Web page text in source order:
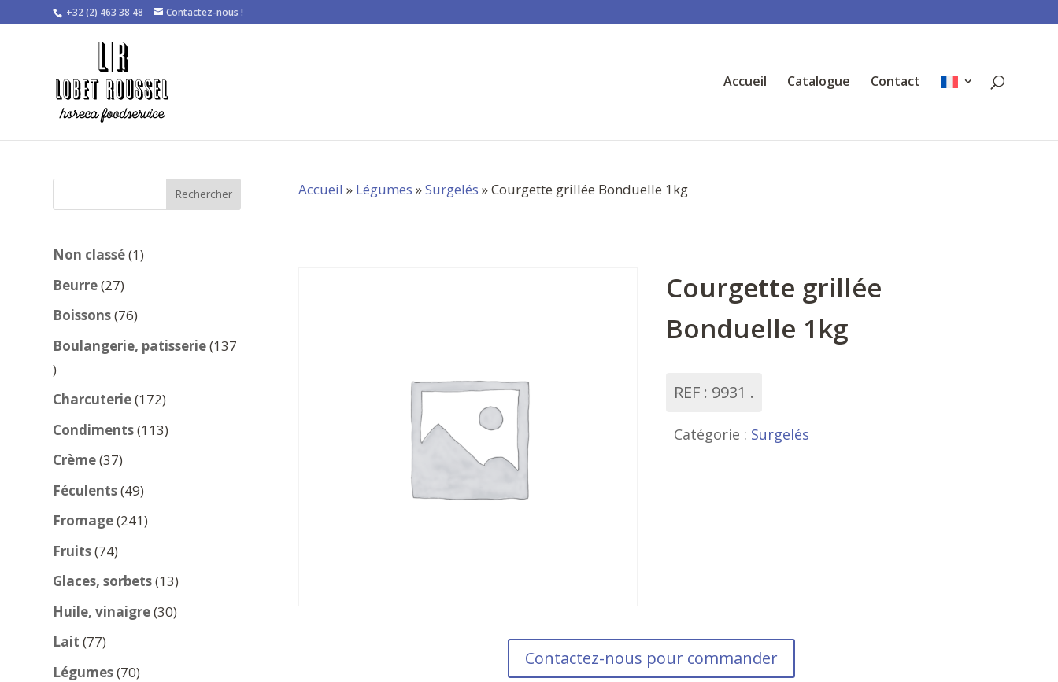
+32 (2) 463 38 48 Contactez-nous !
Accueil Catalogue Contact
Rechercher
Non classé 11
Beurre 2727
produits
Boissons 7676
produits
Boulangerie, patisserie 137
137
produits
Charcuterie 172172
produits
Condiments 113113
Crème 3737
produits
Féculents 4949
produits
Fromage 241241
Fruits 7474
produits
Glaces, sorbets 1313
produits
Huile, vinaigre 3030
Lait 7777
produits
Légumes 7070
Accueil » Légumes »Surgelés » Courgette grillée Bonduelle 1kg
Courgette grillée
Bonduelle 1kg
REF : 9931
Catégorie : Surgelés
Contactez-nous pour commander